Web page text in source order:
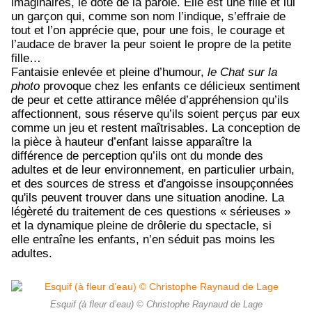
un garçon qui, comme son nom l’indique, s’effraie de
tout et l’on apprécie que, pour une fois, le courage et
l’audace de braver la peur soient le propre de la petite
fille…
Fantaisie enlevée et pleine d’humour, le Chat sur la
photo provoque chez les enfants ce délicieux sentiment
de peur et cette attirance mêlée d’appréhension qu’ils
affectionnent, sous réserve qu’ils soient perçus par eux
comme un jeu et restent maîtrisables. La conception de
la pièce à hauteur d’enfant laisse apparaître la
différence de perception qu’ils ont du monde des
adultes et de leur environnement, en particulier urbain,
et des sources de stress et d'angoisse insoupçonnées
qu'ils peuvent trouver dans une situation anodine. La
légèreté du traitement de ces questions « sérieuses »
et la dynamique pleine de drôlerie du spectacle, si
elle entraîne les enfants, n’en séduit pas moins les
adultes.
Esquif (à fleur d’eau) © Christophe Raynaud de Lage